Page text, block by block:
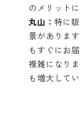
のメリット
丸山： 特に
景がありま
もすぐにお
複雑になり
も増大してい